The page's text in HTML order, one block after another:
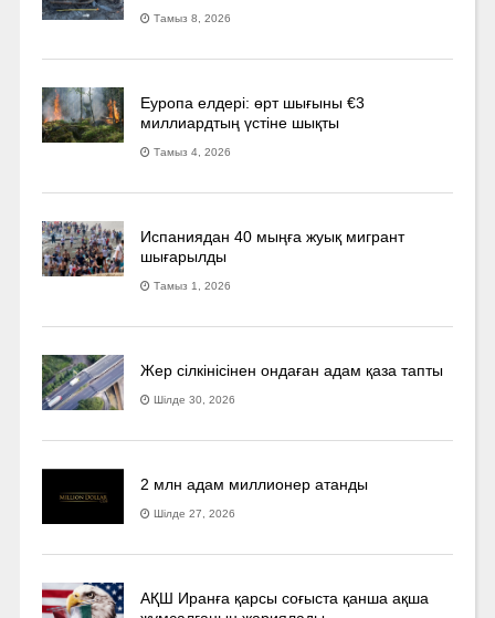
Тамыз 8, 2026
Еуропа елдері: өрт шығыны €3
миллиардтың үстіне шықты
Тамыз 4, 2026
Испаниядан 40 мыңға жуық мигрант
шығарылды
Тамыз 1, 2026
Жер сілкінісінен ондаған адам қаза тапты
Шілде 30, 2026
2 млн адам миллионер атанды
Шілде 27, 2026
АҚШ Иранға қарсы соғыста қанша ақша